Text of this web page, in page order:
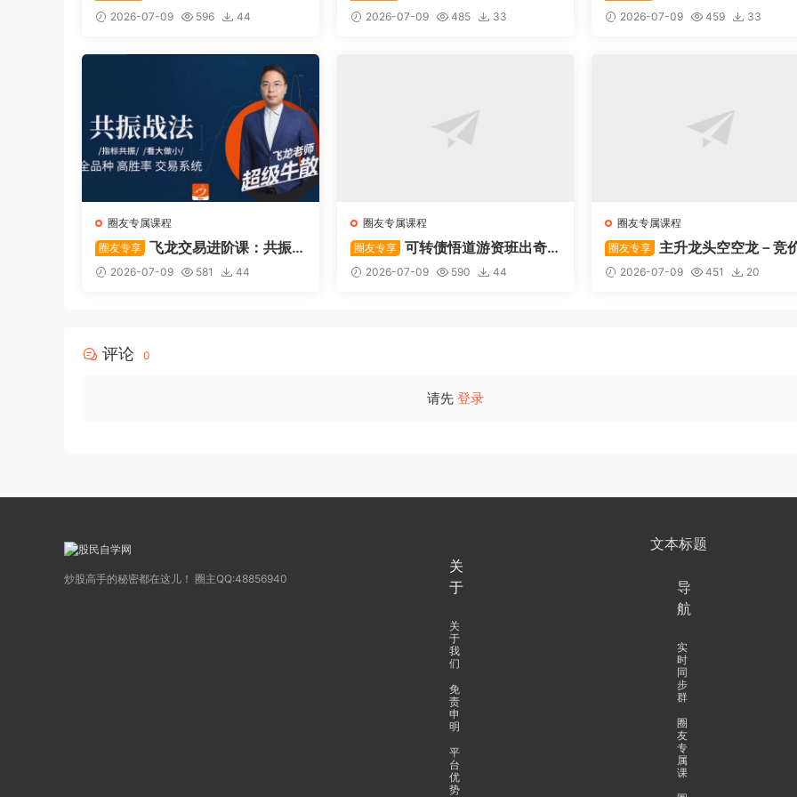
系统—从入门到精通
2026-07-09 596 44
后强势战法
2026-07-09 485 33
统 2026-07-09 459 33
圈友专属课程
圈友专享 飞龙交易进阶课：共振
战法2026-07-09 581 44
圈友专属课程
圈友专享
可转债悟道游资班出奇
系列悟道系列守正系列课程-卓妍
2026-07-09 590 44
圈友专属课程
圈友专享
主升龙头空空龙－竞
抢筹盘口的量化公式与十几年
2026-07-09 451 20
评论 0
请先 登录
炒股高手的秘密都在这儿！ 圈主QQ:48856940
关
于
关
于
我
们
免
责
申
明
平
台
优
势
文本标题
导
航
实
时
同
步
群
圈
友
专
属
课